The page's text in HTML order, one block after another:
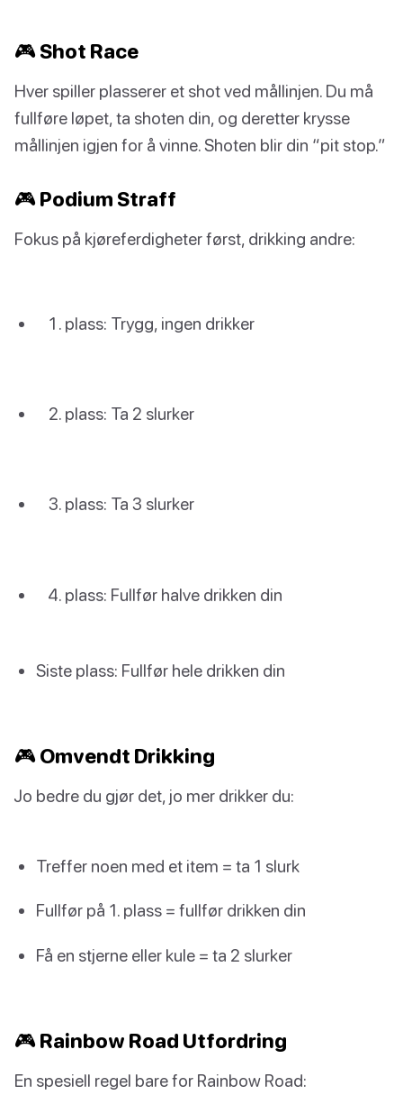
🎮 Shot Race
Hver spiller plasserer et shot ved mållinjen. Du må
fullføre løpet, ta shoten din, og deretter krysse
mållinjen igjen for å vinne. Shoten blir din “pit stop.”
🎮 Podium Straff
Fokus på kjøreferdigheter først, drikking andre:
plass: Trygg, ingen drikker
plass: Ta 2 slurker
plass: Ta 3 slurker
plass: Fullfør halve drikken din
Siste plass: Fullfør hele drikken din
🎮 Omvendt Drikking
Jo bedre du gjør det, jo mer drikker du:
Treffer noen med et item = ta 1 slurk
Fullfør på 1. plass = fullfør drikken din
Få en stjerne eller kule = ta 2 slurker
🎮 Rainbow Road Utfordring
En spesiell regel bare for Rainbow Road: